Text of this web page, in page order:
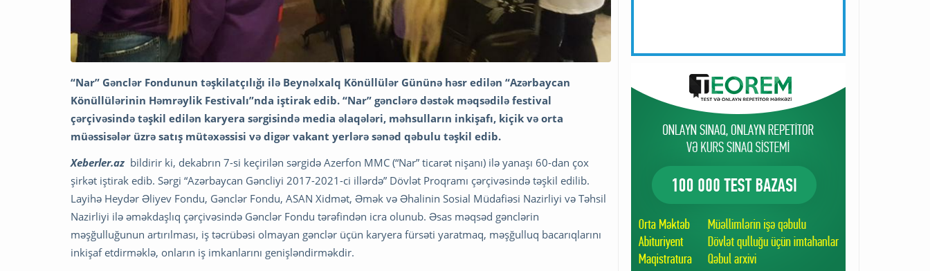
“Nar” Gənclər Fondunun təşkilatçılığı ilə Beynəlxalq Könüllülər Gününə həsr edilən “Azərbaycan
Könüllülərinin Həmrəylik Festivalı”nda iştirak edib. “Nar” gənclərə dəstək məqsədilə festival
çərçivəsində təşkil edilən karyera sərgisində media əlaqələri, məhsulların inkişafı, kiçik və orta
müəssisələr üzrə satış mütəxəssisi və digər vakant yerlərə sənəd qəbulu təşkil edib.
Xeberler.az bildirir ki, dekabrın 7-si keçirilən sərgidə Azerfon MMC (“Nar” ticarət nişanı) ilə yanaşı 60-dan çox
şirkət iştirak edib. Sərgi “Azərbaycan Gəncliyi 2017-2021-ci illərdə” Dövlət Proqramı çərçivəsində təşkil edilib.
Layihə Heydər Əliyev Fondu, Gənclər Fondu, ASAN Xidmət, Əmək və Əhalinin Sosial Müdafiəsi Nazirliyi və Təhsil
Nazirliyi ilə əməkdaşlıq çərçivəsində Gənclər Fondu tərəfindən icra olunub. Əsas məqsəd gənclərin
məşğulluğunun artırılması, iş təcrübəsi olmayan gənclər üçün karyera fürsəti yaratmaq, məşğulluq bacarıqlarını
inkişaf etdirməklə, onların iş imkanlarını genişləndirməkdir.